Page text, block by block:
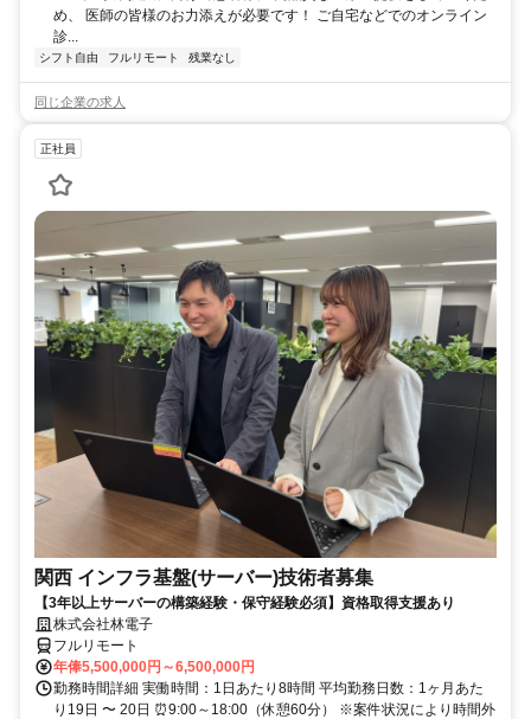
め、 医師の皆様のお力添えが必要です！ ご自宅などでのオンライン
診...
シフト自由 フルリモート 残業なし
同じ企業の求人
正社員
関西 インフラ基盤(サーバー)技術者募集
【3年以上サーバーの構築経験・保守経験必須】資格取得支援あり
株式会社林電子
フルリモート
年俸5,500,000円～6,500,000円
勤務時間詳細 実働時間：1日あたり8時間 平均勤務日数：1ヶ月あた
り19日 〜 20日 ⏰9:00～18:00（休憩60分） ※案件状況により時間外